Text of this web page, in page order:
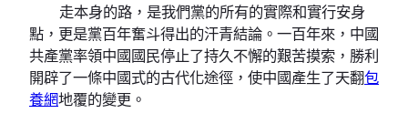
走本身的路，是我們黨的所有的實際和實行安身
點，更是黨百年奮斗得出的汗青結論。一百年來，中國
共產黨率領中國國民停止了持久不懈的艱苦摸索，勝利
開辟了一條中國式的古代化途徑，使中國產生了天翻包
養網地覆的變更。